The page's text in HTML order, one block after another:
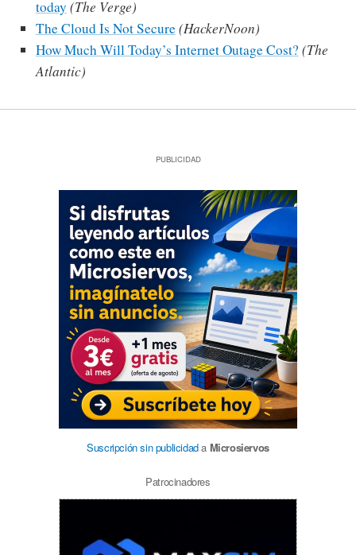
today (The Verge)
The Cloud Is Not Secure(HackerNoon)
How Much Will Today’s Internet Outage Cost? (The
Atlantic)
PUBLICIDAD
Suscripción sin publicidada Microsiervos
Patrocinadores